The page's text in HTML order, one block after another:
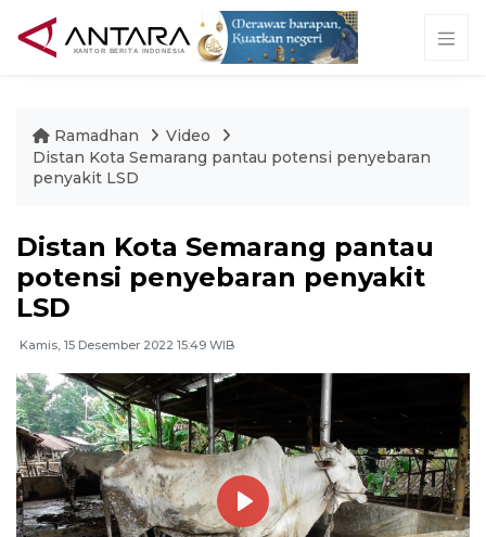
Ramadhan
Video
Distan Kota Semarang pantau potensi penyebaran
penyakit LSD
Distan Kota Semarang pantau
potensi penyebaran penyakit
LSD
Kamis, 15 Desember 2022 15:49 WIB
Play